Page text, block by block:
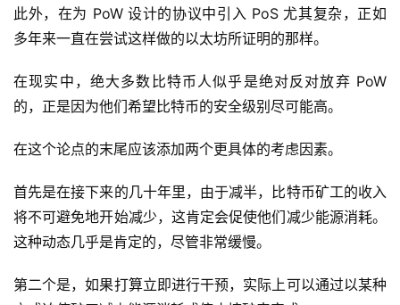
首
页
信
仰
a
此外，在为 PoW 设计的协议中引入 PoS 尤其复杂，正如
多年来一直在尝试这样做的以太坊所证明的那样。
在现实中，绝大多数比特币人似乎是绝对反对放弃 PoW
的，正是因为他们希望比特币的安全级别尽可能高。
在这个论点的末尾应该添加两个更具体的考虑因素。
首先是在接下来的几十年里，由于减半，比特币矿工的收入
将不可避免地开始减少，这肯定会促使他们减少能源消耗。
这种动态几乎是肯定的，尽管非常缓慢。
第二个是，如果打算立即进行干预，实际上可以通过以某种